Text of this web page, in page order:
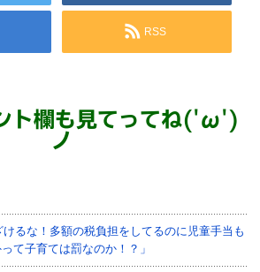
RSS
ト欄も見てってね('ω')
ノ
るな！多額の税負担をしてるのに児童手当も
て子育ては罰なのか！？」